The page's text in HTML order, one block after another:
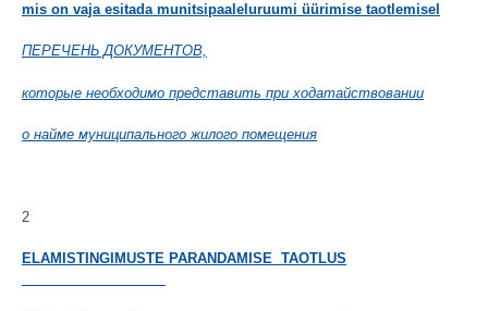
mis on vaja esitada munitsipaaleluruumi üürimise taotlemisel
ПЕРЕЧЕНЬ ДОКУМЕНТОВ,
которые необходимо представить при ходатайствовании
о найме муниципального жилого помещения
2
ELAMISTINGIMUSTE PARANDAMISE TAOTLUS